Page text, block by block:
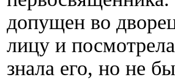
допущен во
лицу и
знала его, но не